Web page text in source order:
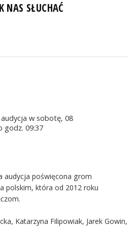
NAS SŁUCHAĆ
w sobotę, 08
godz. 09:37
audycja poświęcona grom
polskim, która od 2012 roku
Katarzyna Filipowiak, Jarek Gowin,